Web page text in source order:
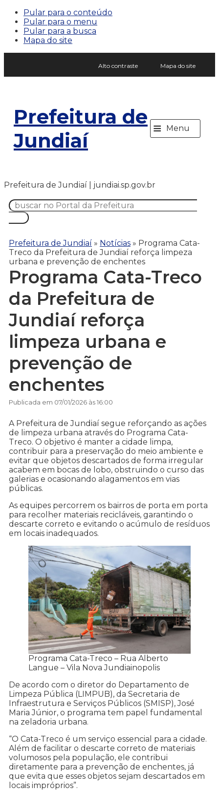
Pular para o conteúdo
Pular para o menu
Pular para a busca
Mapa do site
Alto contraste Mapa do site
Prefeitura de
Jundiaí
≡ Menu
Prefeitura de Jundiaí | jundiai.sp.gov.br
Prefeitura de Jundiaí » Notícias » Programa Cata-
Treco da Prefeitura de Jundiaí reforça limpeza
urbana e prevenção de enchentes
Programa Cata-Treco
da Prefeitura de
Jundiaí reforça
limpeza urbana e
prevenção de
enchentes
Publicada em 07/01/2026 às 16:00
A Prefeitura de Jundiaí segue reforçando as ações
de limpeza urbana através do Programa Cata-
Treco. O objetivo é manter a cidade limpa,
contribuir para a preservação do meio ambiente e
evitar que objetos descartados de forma irregular
acabem em bocas de lobo, obstruindo o curso das
galerias e ocasionando alagamentos em vias
públicas.
As equipes percorrem os bairros de porta em porta
para recolher materiais recicláveis, garantindo o
descarte correto e evitando o acúmulo de resíduos
em locais inadequados.
Programa Cata-Treco – Rua Alberto
Langue – Vila Nova Jundiainopolis
De acordo com o diretor do Departamento de
Limpeza Pública (LIMPUB), da Secretaria de
Infraestrutura e Serviços Públicos (SMISP), José
Maria Júnior, o programa tem papel fundamental
na zeladoria urbana.
“O Cata-Treco é um serviço essencial para a cidade.
Além de facilitar o descarte correto de materiais
volumosos pela população, ele contribui
diretamente para a prevenção de enchentes, já
que evita que esses objetos sejam descartados em
locais impróprios”.